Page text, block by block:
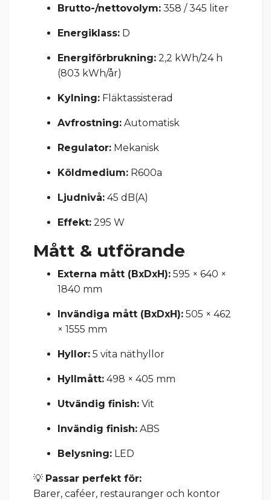
Brutto-/nettovolym: 358 / 345 liter
Energiklass: D
Energiförbrukning: 2,2 kWh/24 h
(803 kWh/år)
Kylning: Fläktassisterad
Avfrostning: Automatisk
Regulator: Mekanisk
Köldmedium: R600a
Ljudnivå: 45 dB(A)
Effekt: 295 W
Mått & utförande
Externa mått (BxDxH): 595 × 640 ×
1840 mm
Invändiga mått (BxDxH): 505 × 462
× 1555 mm
Hyllor: 5 vita näthyllor
Hyllmått: 498 × 405 mm
Utvändig finish: Vit
Invändig finish: ABS
Belysning: LED
💡 Passar perfekt för:
Barer, caféer, restauranger och kontor